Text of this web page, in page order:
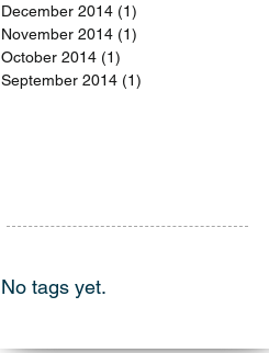
December 2014 (1)
November 2014 (1)
October 2014 (1)
September 2014 (1)
No tags yet.